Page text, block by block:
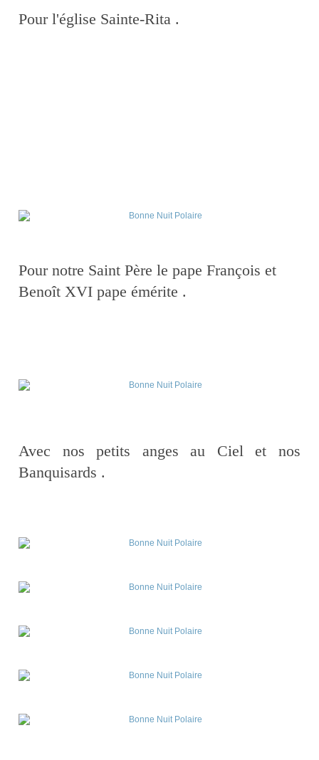
Pour l'église Sainte-Rita .
Pour notre Saint Père le pape François et
Benoît XVI pape émérite .
Avec nos petits anges au Ciel et nos
Banquisards .